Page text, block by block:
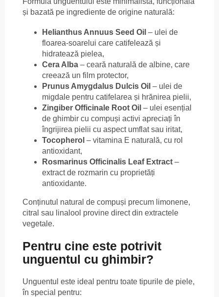
și bazată pe ingrediente de origine naturală:
Helianthus Annuus Seed Oil – ulei de
floarea-soarelui care catifelează și
hidratează pielea,
Cera Alba – ceară naturală de albine, care
creează un film protector,
Prunus Amygdalus Dulcis Oil – ulei de
migdale pentru catifelarea și hrănirea pielii,
Zingiber Officinale Root Oil – ulei esențial
de ghimbir cu compuși activi apreciați în
îngrijirea pielii cu aspect umflat sau iritat,
Tocopherol – vitamina E naturală, cu rol
antioxidant,
Rosmarinus Officinalis Leaf Extract –
extract de rozmarin cu proprietăți
antioxidante.
Conținutul natural de compuși precum limonene,
citral sau linalool provine direct din extractele
vegetale.
Pentru cine este potrivit
unguentul cu ghimbir?
Unguentul este ideal pentru toate tipurile de piele,
în special pentru: